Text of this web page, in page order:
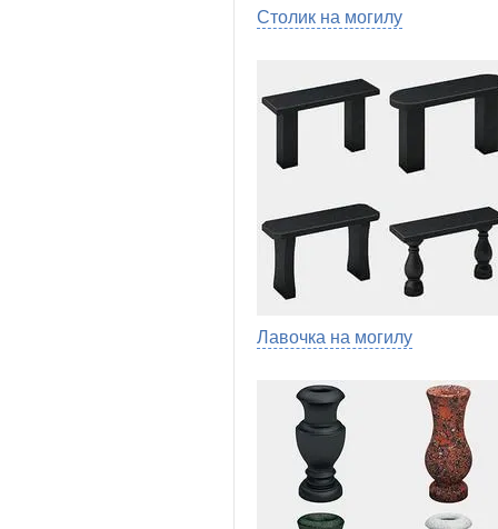
Столик на могилу
Лавочка на могилу